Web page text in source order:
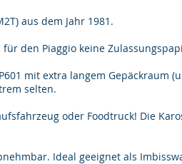
aus dem Jahr 1981.
für den Piaggio keine
mit extra langem
selten.
oder Foodtruck! Die
Ideal geeignet als